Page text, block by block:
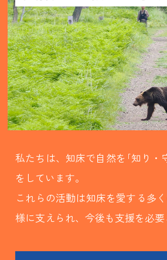
私たちは、知床で自然を｢知り・
をしています。
これらの活動は知床を愛する多
様に支えられ、今後も支援を必要